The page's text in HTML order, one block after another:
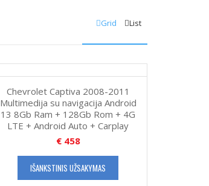
Grid List
Chevrolet Captiva 2008-2011
Multimedija su navigacija Android
13 8Gb Ram + 128Gb Rom + 4G
LTE + Android Auto + Carplay
€458
IŠANKSTINIS UŽSAKYMAS